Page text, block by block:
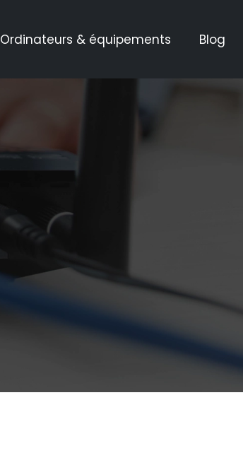
Ordinateurs & équipements Blog